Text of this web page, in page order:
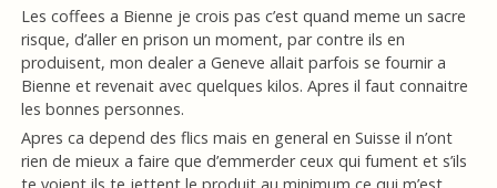
Les coffees a Bienne je crois pas c’est quand meme un sacre
risque, d’aller en prison un moment, par contre ils en
produisent, mon dealer a Geneve allait parfois se fournir a
Bienne et revenait avec quelques kilos. Apres il faut connaitre
les bonnes personnes.
Apres ca depend des flics mais en general en Suisse il n’ont
rien de mieux a faire que d’emmerder ceux qui fument et s’ils